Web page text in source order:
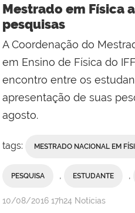
Mestrado em Física
pesquisas
A Coordenação do
em Ensino de Física do
encontro entre os
apresentação de suas
agosto.
tags: MESTRADO NACIONAL EM
PESQUISA , ESTUDANTE ,
por
publicado
10/08/2016 17h24 Notícias